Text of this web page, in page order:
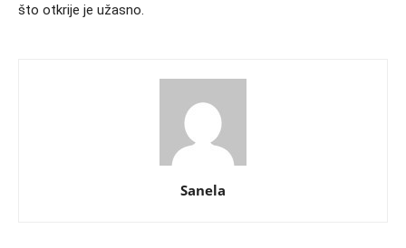
što otkrije je užasno.
Sanela